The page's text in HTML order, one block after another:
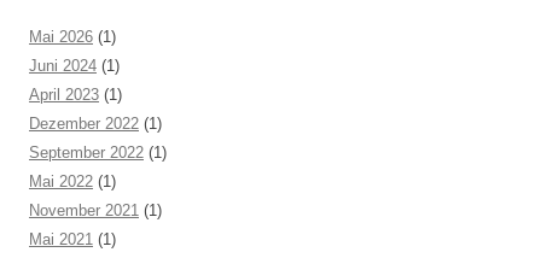
Mai 2026 (1)
Juni 2024 (1)
April 2023 (1)
Dezember 2022 (1)
September 2022 (1)
Mai 2022 (1)
November 2021 (1)
Mai 2021 (1)